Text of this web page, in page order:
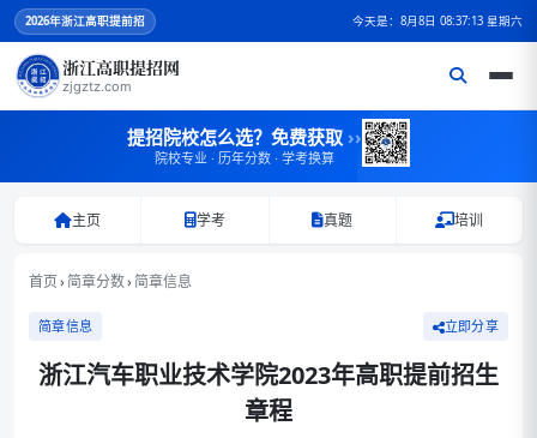
2026年浙江高职提前招 今天是：8月8日 08:37:13 星期六
浙江高职提招网
zjgztz.com
提招院校怎么选？免费获取 ››
院校专业 · 历年分数 · 学考换算
主页 学考 真题 培训
首页› 简章分数› 简章信息
简章信息 立即分享
浙江汽车职业技术学院2023年高职提前招生
章程